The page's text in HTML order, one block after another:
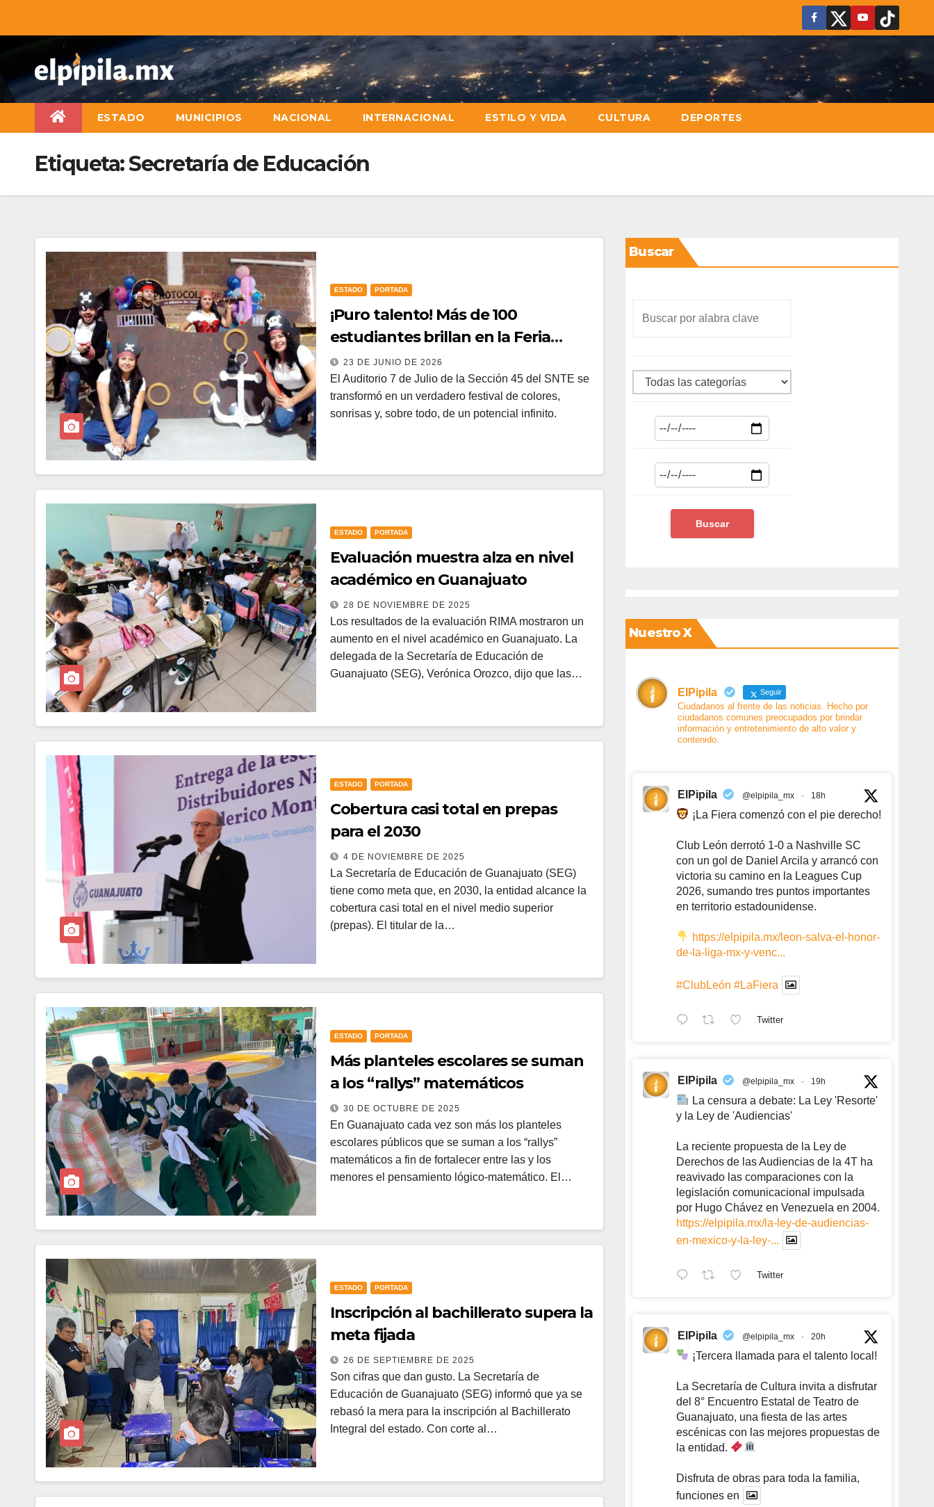
ESTADO MUNICIPIOS NACIONAL INTERNACIONAL ESTILO Y VIDA CULTURA DEPORTES
Etiqueta:Secretaría de Educación
ESTADO PORTADA
¡Puro talento! Más de 100
estudiantes brillan en la Feria
Regional de Educación Especial en
Guanajuato
23 DE JUNIO DE 2026
El Auditorio 7 de Julio de la Sección 45 del SNTE se
transformó en un verdadero festival de colores,
sonrisas y, sobre todo, de un potencial infinito.
ESTADO PORTADA
Evaluación muestra alza en nivel
académico en Guanajuato
28 DE NOVIEMBRE DE 2025
Los resultados de la evaluación RIMA mostraron un
aumento en el nivel académico en Guanajuato. La
delegada de la Secretaría de Educación de
Guanajuato (SEG), Verónica Orozco, dijo que las…
ESTADO PORTADA
Cobertura casi total en prepas
para el 2030
4 DE NOVIEMBRE DE 2025
La Secretaría de Educación de Guanajuato (SEG)
tiene como meta que, en 2030, la entidad alcance la
cobertura casi total en el nivel medio superior
(prepas). El titular de la…
ESTADO PORTADA
Más planteles escolares se suman
a los “rallys” matemáticos
30 DE OCTUBRE DE 2025
En Guanajuato cada vez son más los planteles
escolares públicos que se suman a los “rallys”
matemáticos a fin de fortalecer entre las y los
menores el pensamiento lógico-matemático. El…
ESTADO PORTADA
Inscripción al bachillerato supera la
meta fijada
26 DE SEPTIEMBRE DE 2025
Son cifras que dan gusto. La Secretaría de
Educación de Guanajuato (SEG) informó que ya se
rebasó la mera para la inscripción al Bachillerato
Integral del estado. Con corte al…
Buscar
Nuestro X
ElPipila Seguir
Ciudadanos al frente de las noticias. Hecho por
ciudadanos comunes preocupados por brindar
información y entretenimiento de alto valor y
contenido.
ElPipila @elpipila_mx · 18h
¡La Fiera comenzó con el pie derecho!
Club León derrotó 1-0 a Nashville SC
con un gol de Daniel Arcila y arrancó con
victoria su camino en la Leagues Cup
2026, sumando tres puntos importantes
en territorio estadounidense.
https://elpipila.mx/leon-salva-el-honor-
de-la-liga-mx-y-venc...
#ClubLeón #LaFiera
Twitter
ElPipila @elpipila_mx · 19h
La censura a debate: La Ley 'Resorte'
y la Ley de 'Audiencias'
La reciente propuesta de la Ley de
Derechos de las Audiencias de la 4T ha
reavivado las comparaciones con la
legislación comunicacional impulsada
por Hugo Chávez en Venezuela en 2004.
https://elpipila.mx/la-ley-de-audiencias-
en-mexico-y-la-ley-...
Twitter
ElPipila @elpipila_mx · 20h
¡Tercera llamada para el talento local!
La Secretaría de Cultura invita a disfrutar
del 8° Encuentro Estatal de Teatro de
Guanajuato, una fiesta de las artes
escénicas con las mejores propuestas de
la entidad.
Disfruta de obras para toda la familia,
funciones en